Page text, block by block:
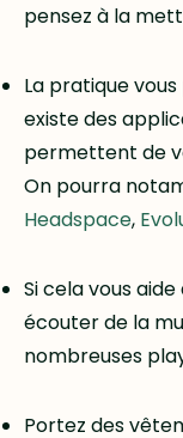
pensez à la
La pratique
existe des
permettent de
On pourra
Headspace,
Si cela vous
écouter de la
nombreuses
Portez des